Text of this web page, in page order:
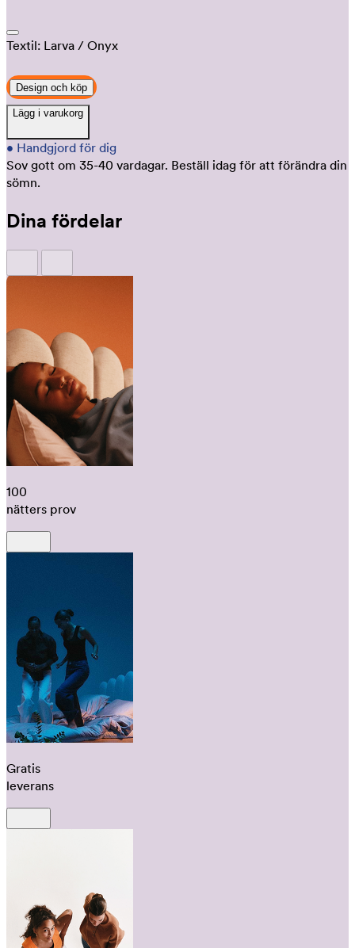
Textil: Larva / Onyx
Design och köp
Lägg i varukorg
• Handgjord för dig
Sov gott om 35-40 vardagar. Beställ idag för att förändra din
sömn.
Dina fördelar
100
nätters prov
Gratis
leverans